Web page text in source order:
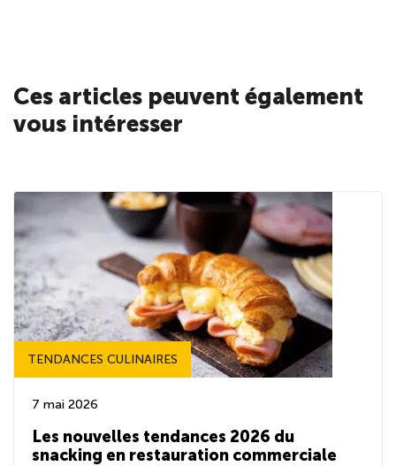
Ces articles peuvent également
vous intéresser
TENDANCES CULINAIRES
7 mai 2026
Les nouvelles tendances 2026 du
snacking en restauration commerciale